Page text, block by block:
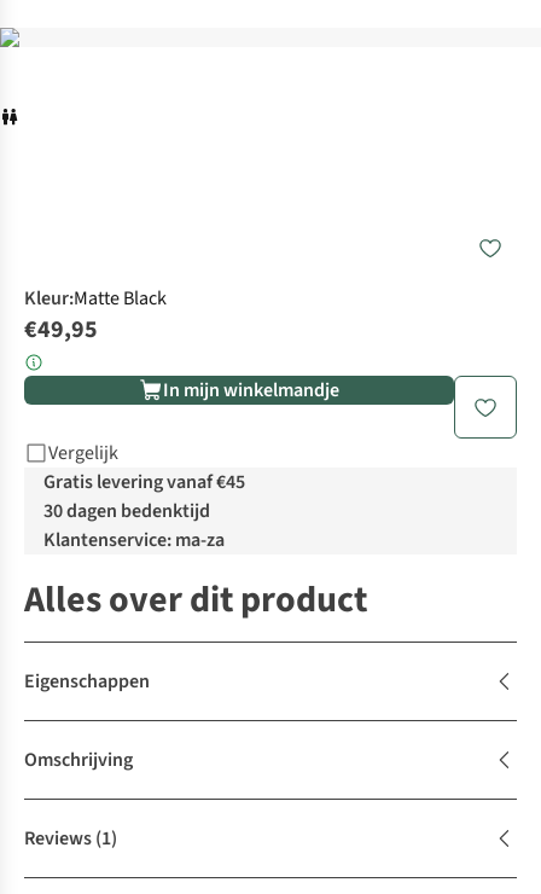
Kleur:Matte Black
€49,95
In mijn winkelmandje
Vergelijk
Gratis levering vanaf €45
30 dagen bedenktijd
Klantenservice: ma-za
Alles over dit product
Eigenschappen
Omschrijving
Reviews(1)